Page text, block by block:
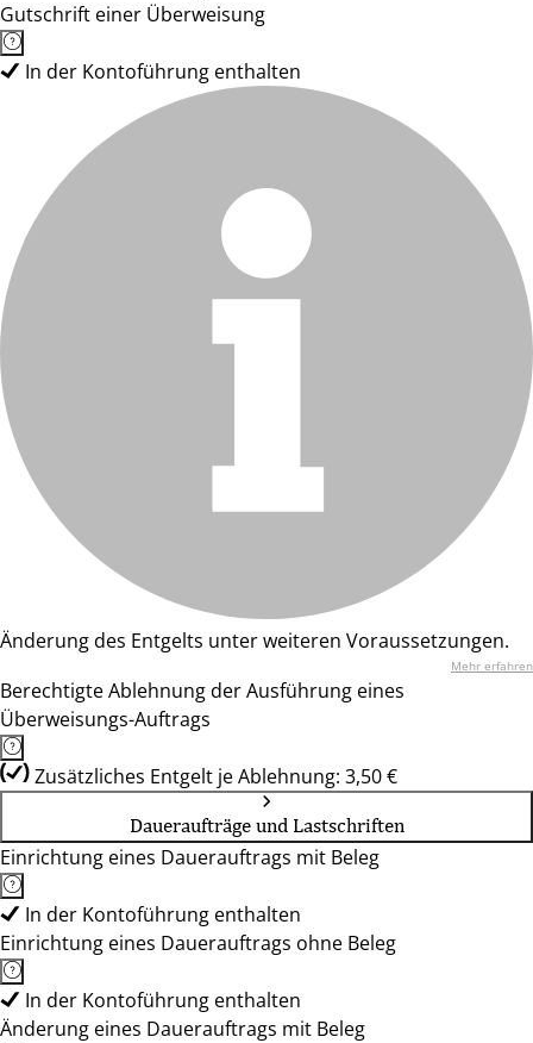
Gutschrift einer Überweisung
In der Kontoführung enthalten
Änderung des Entgelts unter weiteren Voraussetzungen.
Mehr erfahren
Berechtigte Ablehnung der Ausführung eines
Überweisungs-Auftrags
Zusätzliches Entgelt je Ablehnung: 3,50 €
Daueraufträge und Lastschriften
Einrichtung eines Dauerauftrags mit Beleg
In der Kontoführung enthalten
Einrichtung eines Dauerauftrags ohne Beleg
In der Kontoführung enthalten
Änderung eines Dauerauftrags mit Beleg